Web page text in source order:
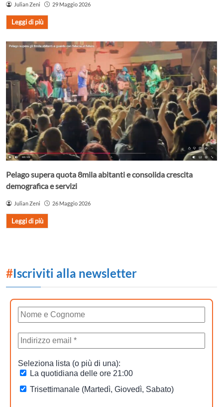
Julian Zeni 29 Maggio 2026
Leggi di più
Pelago supera quota 8mila abitanti e consolida crescita
demografica e servizi
Julian Zeni 26 Maggio 2026
Leggi di più
#Iscriviti alla newsletter